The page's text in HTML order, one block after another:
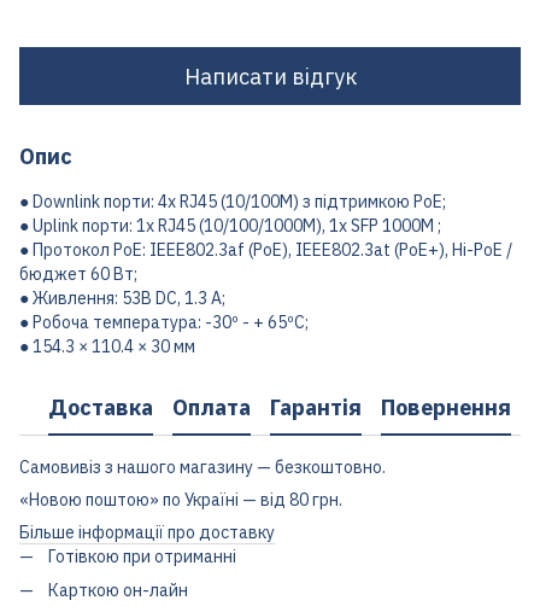
Написати відгук
Опис
● Downlink порти: 4x RJ45 (10/100M) з підтримкою PoE;
● Uplink порти: 1x RJ45 (10/100/1000M), 1x SFP 1000M ;
● Протокол PoE: IEEE802.3af (PoE), IEEE802.3at (PoE+), Hi-PoE /
бюджет 60 Вт;
● Живлення: 53В DC, 1.3 A;
● Робоча температура: -30º - + 65ºC;
● 154.3 × 110.4 × 30 мм
Доставка Оплата Гарантія Повернення
Самовивіз з нашого магазину — безкоштовно.
«Новою поштою» по Україні — від 80 грн.
Більше інформації про доставку
Готівкою при отриманні
Карткою он-лайн